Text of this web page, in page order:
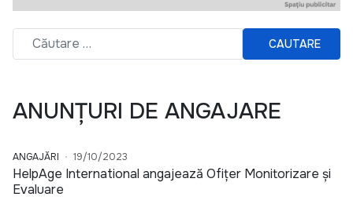
CAUTARE
ANUNȚURI DE ANGAJARE
ANGAJĂRI 19/10/2023
HelpAge International angajează Ofițer Monitorizare și
Evaluare